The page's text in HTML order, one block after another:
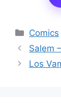
Comics
Salem
Los